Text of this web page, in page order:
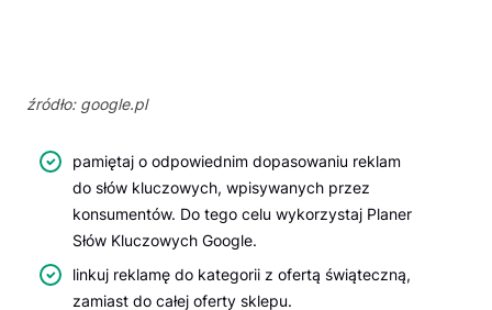
źródło: google.pl
pamiętaj o odpowiednim dopasowaniu reklam
do słów kluczowych, wpisywanych przez
konsumentów. Do tego celu wykorzystaj Planer
Słów Kluczowych Google.
linkuj reklamę do kategorii z ofertą świąteczną,
zamiast do całej oferty sklepu.